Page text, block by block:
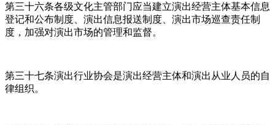
第三十六条各级文化主管部门应当建立演出经营主体基本信息
登记和公布制度、演出信息报送制度、演出市场巡查责任制
度，加强对演出市场的管理和监督。
第三十七条演出行业协会是演出经营主体和演出从业人员的自
律组织。